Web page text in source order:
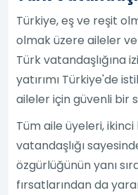
Türkiye, eş ve reşit
olmak üzere aileler ve
Türk vatandaşlığına
yatırımı Türkiye'de
aileler için güvenli bir
Tüm aile üyeleri,
vatandaşlığı
özgürlüğünün yanı
fırsatlarından da